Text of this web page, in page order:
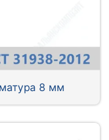
8 мм